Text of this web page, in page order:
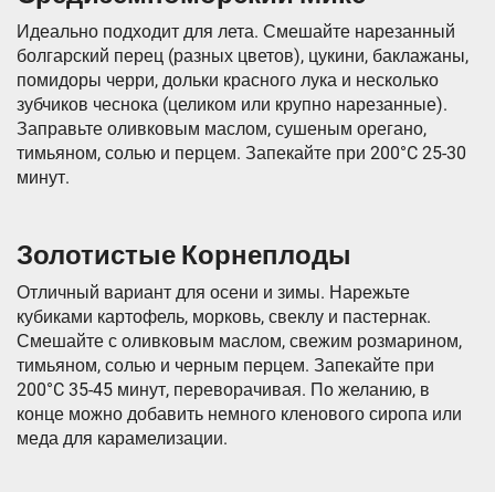
Идеально подходит для лета. Смешайте нарезанный
болгарский перец (разных цветов), цукини, баклажаны,
помидоры черри, дольки красного лука и несколько
зубчиков чеснока (целиком или крупно нарезанные).
Заправьте оливковым маслом, сушеным орегано,
тимьяном, солью и перцем. Запекайте при 200°C 25-30
минут.
Золотистые Корнеплоды
Отличный вариант для осени и зимы. Нарежьте
кубиками картофель, морковь, свеклу и пастернак.
Смешайте с оливковым маслом, свежим розмарином,
тимьяном, солью и черным перцем. Запекайте при
200°C 35-45 минут, переворачивая. По желанию, в
конце можно добавить немного кленового сиропа или
меда для карамелизации.